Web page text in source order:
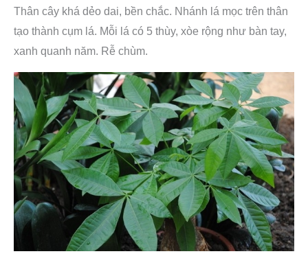
Thân cây khá dẻo dai, bền chắc. Nhánh lá mọc trên thân
tạo thành cụm lá. Mỗi lá có 5 thùy, xòe rộng như bàn tay,
xanh quanh năm. Rễ chùm.